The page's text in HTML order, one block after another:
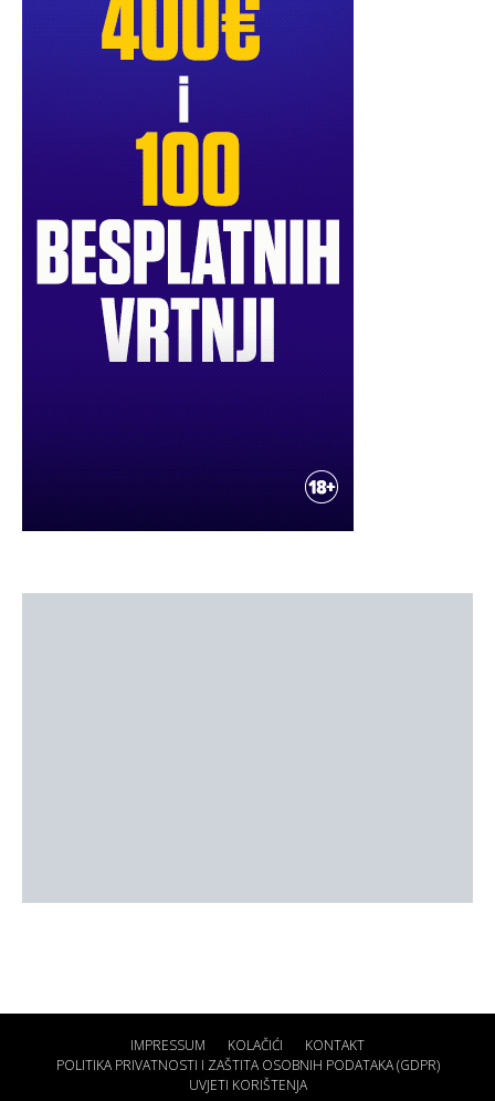
IMPRESSUM KOLAČIĆI
KONTAKT
POLITIKA PRIVATNOSTI I ZAŠTITA OSOBNIH PODATAKA (GDPR)
UVJETI KORIŠTENJA